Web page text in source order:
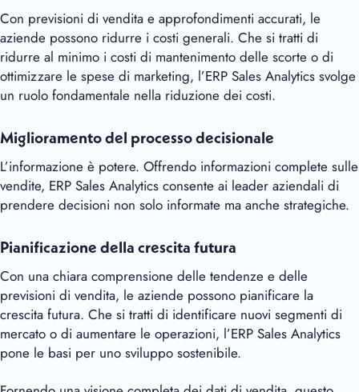
Con previsioni di vendita e approfondimenti accurati, le
aziende possono ridurre i costi generali. Che si tratti di
ridurre al minimo i costi di mantenimento delle scorte o di
ottimizzare le spese di marketing, l’ERP Sales Analytics svolge
un ruolo fondamentale nella riduzione dei costi.
Miglioramento del processo decisionale
L’informazione è potere. Offrendo informazioni complete sulle
vendite, ERP Sales Analytics consente ai leader aziendali di
prendere decisioni non solo informate ma anche strategiche.
Pianificazione della crescita futura
Con una chiara comprensione delle tendenze e delle
previsioni di vendita, le aziende possono pianificare la
crescita futura. Che si tratti di identificare nuovi segmenti di
mercato o di aumentare le operazioni, l’ERP Sales Analytics
pone le basi per uno sviluppo sostenibile.